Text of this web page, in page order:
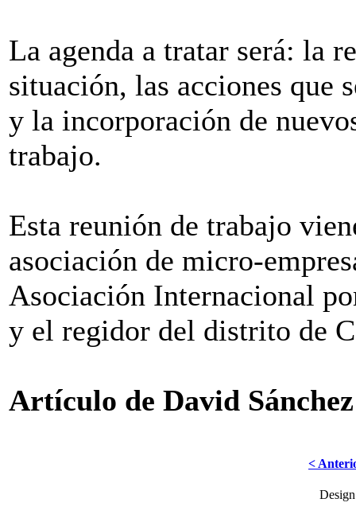
La agenda a tratar será: la
situación, las acciones que
y la incorporación de
trabajo.
Esta reunión de trabajo
asociación de micro-
Asociación Internacional
y el regidor del distrito de
Artículo de David
<